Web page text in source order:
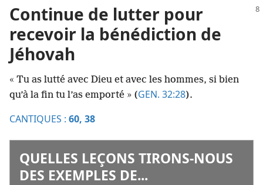
Continue de lutter pour
recevoir la bénédiction de
Jéhovah
« Tu as lutté avec Dieu et avec les hommes, si bien
qu’à la fin tu l’as emporté » (GEN. 32:28).
CANTIQUES : 60, 38
QUELLES LEÇONS TIRONS-​NOUS
DES EXEMPLES DE...